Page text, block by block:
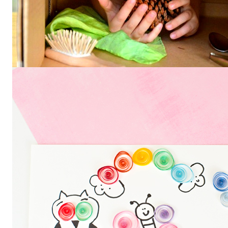
Новогодние раскраски-
антистресс для детей и взрослых
технике…
Оригами из бумаги «Дом»
Тактильная игра
«Волшебная
коробочка» для детей
Игра на развитие тактильных
ощущений и ассоциативно-
образного мышления у детей.
Традиционное название —
«Волшебный мешочек». Легко
сделать своими…